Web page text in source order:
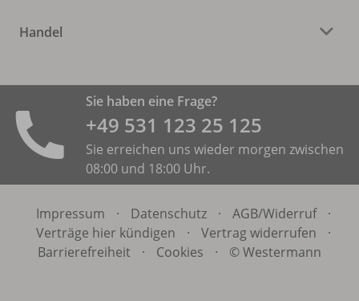
Handel
Sie haben eine Frage?
+49 531 ­123 25 125
Sie erreichen uns wieder morgen zwischen
08:00 und 18:00 Uhr.
Impressum · Datenschutz · AGB/Widerruf
·
Verträge hier kündigen
· Vertrag widerrufen
·
Barrierefreiheit
· Cookies · © Westermann